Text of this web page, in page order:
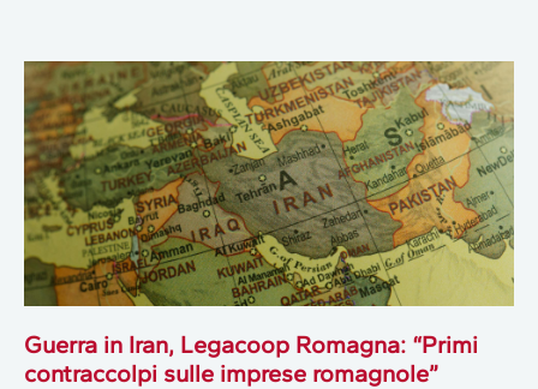
Guerra in Iran, Legacoop Romagna: “Primi
contraccolpi sulle imprese romagnole”